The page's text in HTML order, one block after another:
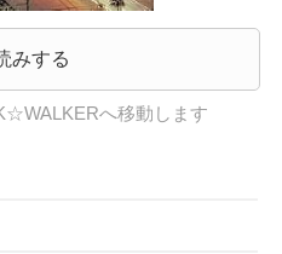
みする
へ移動します